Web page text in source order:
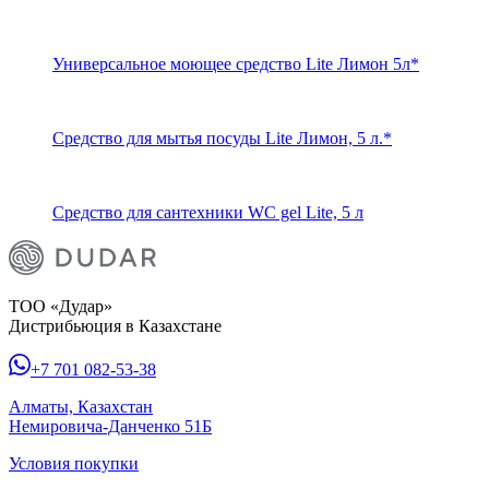
Универсальное моющее средство Lite Лимон 5л*
Средство для мытья посуды Lite Лимон, 5 л.*
Средство для сантехники WC gel Lite, 5 л
ТОО «Дудар»
Дистрибьюция в Казахстане
+7 701 082-53-38
Алматы, Казахстан
Немировича-Данченко 51Б
Условия покупки